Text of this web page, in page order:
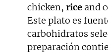
chicken, rice and
Este plato es
carbohidratos
preparación